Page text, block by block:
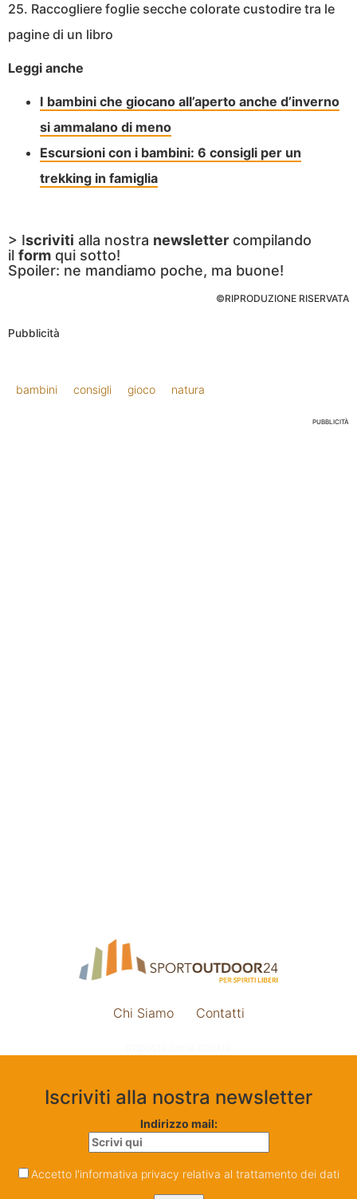
25. Raccogliere foglie secche colorate custodire tra le
pagine di un libro
Leggi anche
I bambini che giocano all’aperto anche d’inverno
si ammalano di meno
Escursioni con i bambini: 6 consigli per un
trekking in famiglia
> Iscriviti alla nostra newsletter compilando
il form qui sotto!
Spoiler: ne mandiamo poche, ma buone!
©RIPRODUZIONE RISERVATA
Pubblicità
bambini consigli gioco natura
PUBBLICITÀ
Chi Siamo Contatti
Iscriviti alla nostra newsletter
Indirizzo mail:
Accetto l'informativa privacy relativa al trattamento dei dati